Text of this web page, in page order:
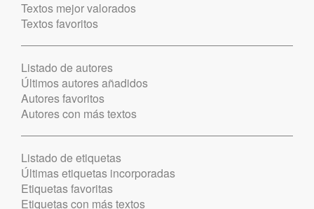
Textos mejor valorados
Textos favoritos
Listado de autores
Últimos autores añadidos
Autores favoritos
Autores con más textos
Listado de etiquetas
Últimas etiquetas incorporadas
Etiquetas favoritas
Etiquetas con más textos